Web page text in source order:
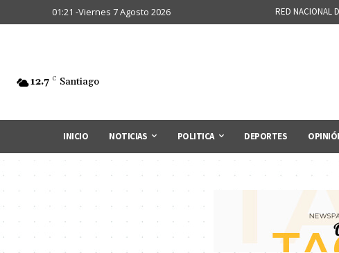
01:21 -Viernes 7 Agosto 2026 RED NACIONAL
12.7 C Santiago
INICIO NOTICIAS POLITICA DEPORTES